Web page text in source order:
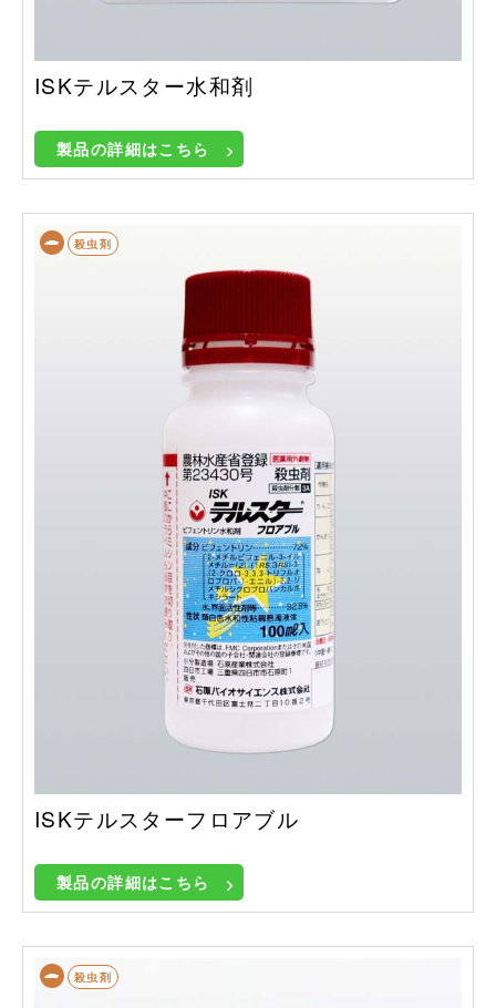
ISKテルスター水和剤
製品の詳細はこちら
殺虫剤
ISKテルスターフロアブル
製品の詳細はこちら
殺虫剤